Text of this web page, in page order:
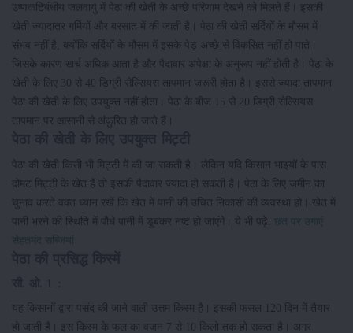
उष्णकटिबंधीय जलवायु में पेठा की खेती के अच्छे परिणाम देखने को मिलते हैं। इसकी
खेती ज्यादातर गर्मियों और बरसात में की जाती है। पेठा की खेती सर्दियों के मौसम में
संभव नहीं है, क्योंकि सर्दियों के मौसम में इसके पेड़ अच्छे से विकसित नहीं हो पाते।
जिसके कारण खर्च अधिक आता है और पैदावार अपेक्षा के अनुरूप नहीं होती है। पेठा के
खेती के लिए 30 से 40 डिग्री सेल्सियस तापमान जरूरी होता है। इससे ज्यादा तापमान
पेठा की खेती के लिए उपयुक्त नहीं होता। पेठा के बीज 15 से 20 डिग्री सेल्सियस
तापमान पर आसानी से अंकुरित हो जाते हैं।
पेठा की खेती किसी भी मिट्टी में की जा सकती है। लेकिन यदि किसान भाइयों के पास
दोमट मिट्टी के खेत हैं तो इसकी पैदावार ज्यादा हो सकती है। पेठा के लिए जमीन का
चुनाव करते वक्त ध्यान रखें कि खेत में पानी की उचित निकासी की व्यवस्था हो। खेत में
पानी भरने की स्थिति में पौधे पानी में डूबकर नष्ट हो जाएंगे। ये भी पढ़े: छत पर उगाएं
सेहतमंद सब्जियां
यह किसानों द्वारा पसंद की जाने वाली उत्तम किस्म है। इसकी फसल 120 दिन में तैयार
हो जाती है। इस किस्म के फल का वजन 7 से 10 किलो तक हो सकता है। अगर